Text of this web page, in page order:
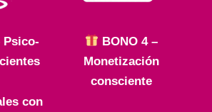
Psico-
con
BONO 4 –
Monetización
consciente